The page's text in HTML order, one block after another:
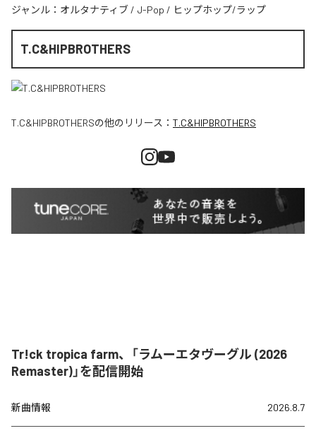
ジャンル： オルタナティブ / J-Pop / ヒップホップ/ラップ
T.C&HIPBROTHERS
T.C&HIPBROTHERSの他のリリース： T.C&HIPBROTHERS
Tr!ck tropica farm、「ラムーエタヴーグル (2026
Remaster)」を配信開始
新曲情報 2026.8.7